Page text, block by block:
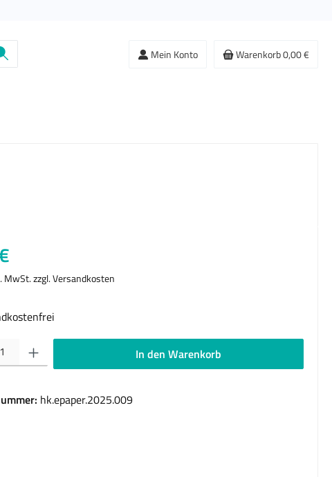
Mein Konto Warenkorb0,00 €
MwSt. zzgl. Versandkosten
Gib den gewünschten Wert ein oder benutze die Schaltflächen um die
In den Warenkorb
hk.epaper.2025.009